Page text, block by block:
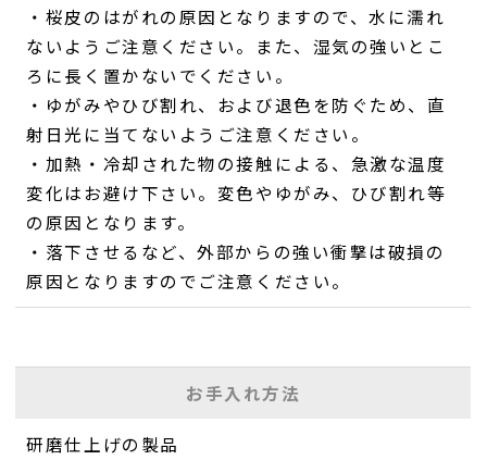
・桜皮のはがれの原因となりますので、水に濡れ
ないようご注意ください。また、湿気の強いとこ
ろに長く置かないでください。
・ゆがみやひび割れ、および退色を防ぐため、直
射日光に当てないようご注意ください。
・加熱・冷却された物の接触による、急激な温度
変化はお避け下さい。変色やゆがみ、ひび割れ等
の原因となります。
・落下させるなど、外部からの強い衝撃は破損の
原因となりますのでご注意ください。
お手入れ方法
研磨仕上げの製品